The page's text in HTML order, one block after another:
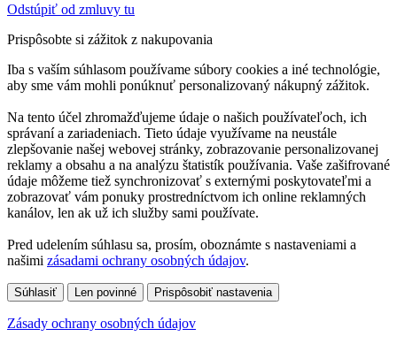
Odstúpiť od zmluvy tu
Prispôsobte si zážitok z nakupovania
Iba s vaším súhlasom používame súbory cookies a iné technológie,
aby sme vám mohli ponúknuť personalizovaný nákupný zážitok.
Na tento účel zhromažďujeme údaje o našich používateľoch, ich
správaní a zariadeniach. Tieto údaje využívame na neustále
zlepšovanie našej webovej stránky, zobrazovanie personalizovanej
reklamy a obsahu a na analýzu štatistík používania. Vaše zašifrované
údaje môžeme tiež synchronizovať s externými poskytovateľmi a
zobrazovať vám ponuky prostredníctvom ich online reklamných
kanálov, len ak už ich služby sami používate.
Pred udelením súhlasu sa, prosím, oboznámte s nastaveniami a
našimi zásadami ochrany osobných údajov.
Súhlasiť Len povinné Prispôsobiť nastavenia
Zásady ochrany osobných údajov